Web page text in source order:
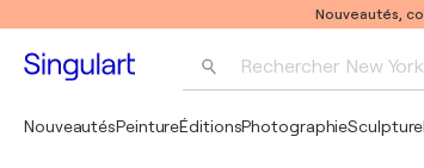
Nouveautés,
Rechercher New York
NouveautésPeintureÉditionsPhotographieSculpture